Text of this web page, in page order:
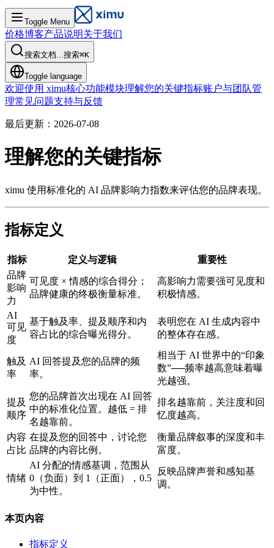
Toggle Menu
价格博客产品说明关于我们
搜索文档...搜索⌘K
Toggle language
欢迎使用 ximu核心功能模块理解您的关键指标账户与团队管
理常见问题支持与反馈
最后更新：2026-07-08
理解您的关键指标
ximu 使用标准化的 AI 品牌影响力指数来评估您的品牌表现。
指标定义
指标 定义与逻辑
重要性
品牌
影响
力
可见度 × 情感的综合得分；
品牌健康的终极衡量标准。
高影响力需要强可见度和
积极情感。
AI
可见
度
基于触及率、提及顺序和内
容占比的综合曝光得分。
表明您在 AI 生成内容中
的整体存在感。
触及
率
AI 回答提及您的品牌的频
率。
相当于 AI 世界中的“印象
数”──频率越高意味着曝
光越强。
提及
顺序
您的品牌首次出现在 AI 回答
中的标准化位置。越低 = 排
名越靠前。
排名越靠前，关注度和回
忆度越高。
内容
占比
在提及您的回答中，讨论您
品牌的内容比例。
衡量品牌叙事的深度和丰
富度。
情绪
AI 分配的情感基调，范围从
0（负面）到 1（正面），0.5
为中性。
反映品牌声誉和感知基
调。
本页内容
指标定义